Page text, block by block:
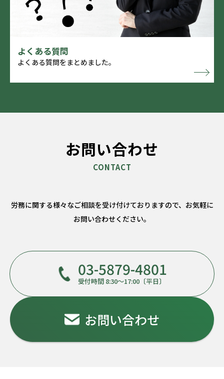
よくある質問
よくある質問をまとめました。
お問い合わせ
労務に関する様々なご相談を受け付けておりますので、 お気軽に
お問い合わせください。
03-5879-4801
受付時間 8:30～17:00〔平日〕
お問い合わせ